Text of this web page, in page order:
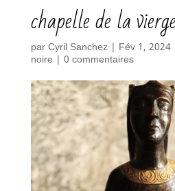
chapelle de la
parCyril Sanchez| Fév 1, 2024
noire | 0 commentaires